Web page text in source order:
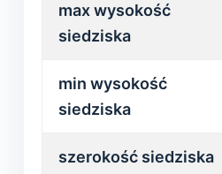
max wysokość
siedziska
min wysokość
siedziska
szerokość siedziska